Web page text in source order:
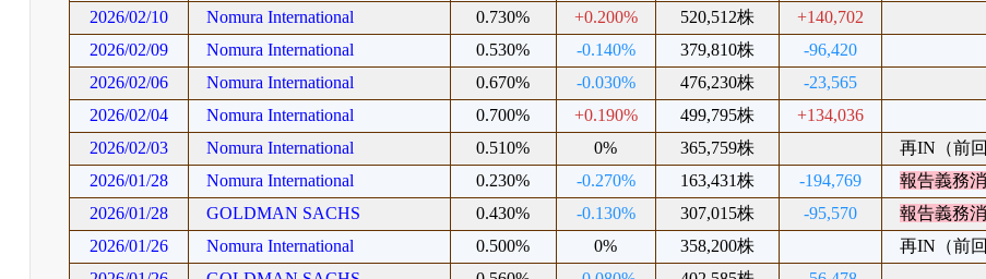
2026/02/10
Nomura International 0.730% +0.200% 520,512株
+140,702
2026/02/09
Nomura International 0.530% -0.140% 379,810株
-96,420
2026/02/06
Nomura International 0.670% -0.030% 476,230株
-23,565
2026/02/04
Nomura International 0.700% +0.190% 499,795株
+134,036
2026/02/03
Nomura International 0.510% 0% 365,759株
再IN（前回
2026/01/28
Nomura International 0.230% -0.270% 163,431株 -194,769
報告義務
2026/01/28
GOLDMAN SACHS 0.430% -0.130% 307,015株 -95,570
報告義務
2026/01/26
Nomura International 0.500% 0% 358,200株
再IN（前回